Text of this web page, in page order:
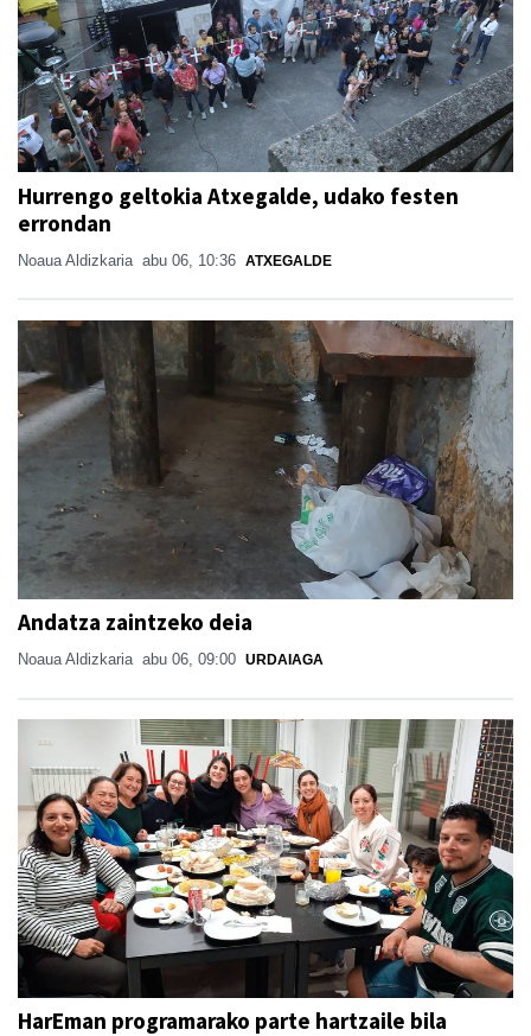
Hurrengo geltokia Atxegalde, udako festen
errondan
Noaua Aldizkaria abu 06, 10:36 ATXEGALDE
Andatza zaintzeko deia
Noaua Aldizkaria abu 06, 09:00 URDAIAGA
HarEman programarako parte hartzaile bila